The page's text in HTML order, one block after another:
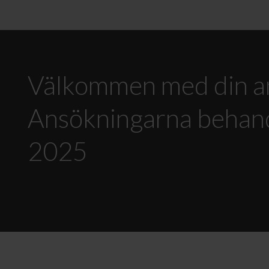
Välkommen med din
Ansökningarna
2025